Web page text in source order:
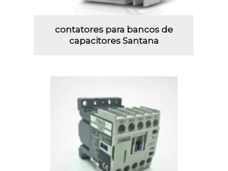
contatores para bancos de
capacitores Santana